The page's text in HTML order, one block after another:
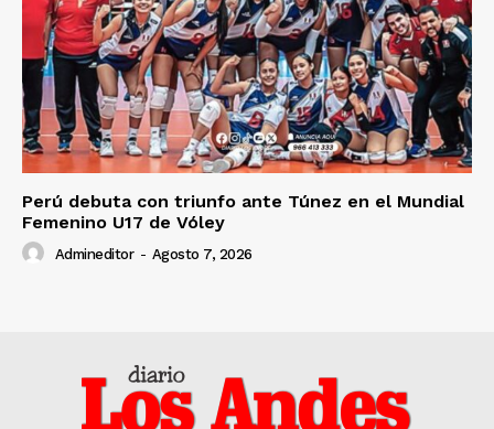
Perú debuta con triunfo ante Túnez en el Mundial
Femenino U17 de Vóley
Admineditor - Agosto 7, 2026